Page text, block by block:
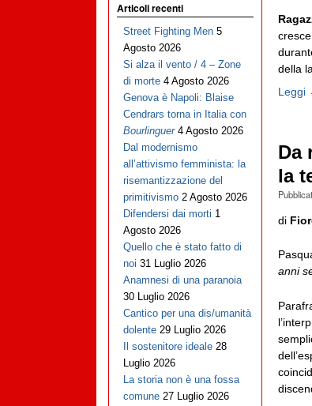
della
Leggi
Da
la
di
anni
Articoli recenti
Street Fighting Men 5
Agosto 2026
Si alza il vento / 4 – Zone
di morte 4 Agosto 2026
Genova è Napoli: Blaise
Cendrars torna in Italia con
Bourlinguer 4 Agosto 2026
Dal modernismo
all’attivismo femminista: la
risemantizzazione del
primitivismo 2 Agosto 2026
Difendersi dai morti 1
Agosto 2026
Quello che è stato fatto di
noi 31 Luglio 2026
Anamnesi di una paranoia
30 Luglio 2026
Cantico per una dis/umanità
dolente 29 Luglio 2026
Il sostenitore ideale 28
Luglio 2026
La storia non è una fossa
comune 27 Luglio 2026